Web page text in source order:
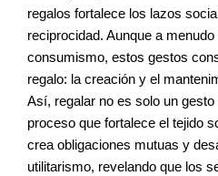
regalos fortalece los lazos
reciprocidad. Aunque a menudo
consumismo, estos gestos
regalo: la creación y el
Así, regalar no es solo un
proceso que fortalece el tejido
crea obligaciones mutuas y
utilitarismo, revelando que los